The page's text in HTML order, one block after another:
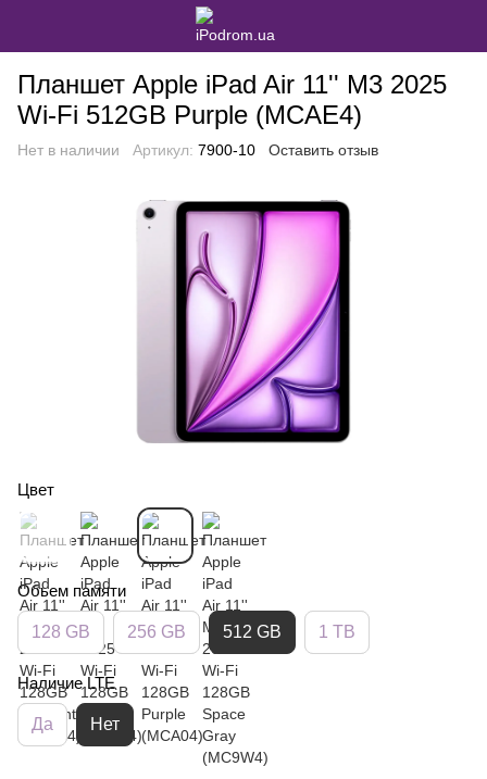
Планшет Apple iPad Air 11'' M3 2025
Wi-Fi 512GB Purple (MCAE4)
Нет в наличии Артикул: 7900-10 Оставить отзыв
Цвет
Обьем памяти
128 GB 256 GB 512 GB 1 TB
Наличие LTE
Да Нет